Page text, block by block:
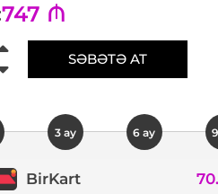
747 ₼
SƏBƏTƏ AT
3 ay 6 ay
BirKart